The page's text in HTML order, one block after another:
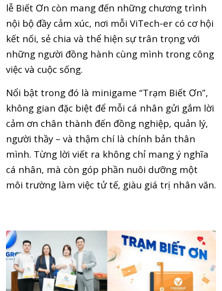
lễ Biết Ơn còn mang đến những chương trình
nội bộ đầy cảm xúc, nơi mỗi ViTech-er có cơ hội
kết nối, sẻ chia và thể hiện sự trân trọng với
những người đồng hành cùng mình trong công
việc và cuộc sống.
Nổi bật trong đó là minigame “Trạm Biết Ơn”,
không gian đặc biệt để mỗi cá nhân gửi gắm lời
cảm ơn chân thành đến đồng nghiệp, quản lý,
người thầy – và thậm chí là chính bản thân
mình. Từng lời viết ra không chỉ mang ý nghĩa
cá nhân, mà còn góp phần nuôi dưỡng một
môi trường làm việc tử tế, giàu giá trị nhân văn.